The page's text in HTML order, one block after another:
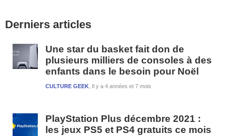
latérale
Derniers articles
Une star du basket fait don de
plusieurs milliers de consoles à des
enfants dans le besoin pour Noël
Il y a 4 années et 7 mois
CULTURE GEEK
PlayStation Plus décembre 2021 :
les jeux PS5 et PS4 gratuits ce mois